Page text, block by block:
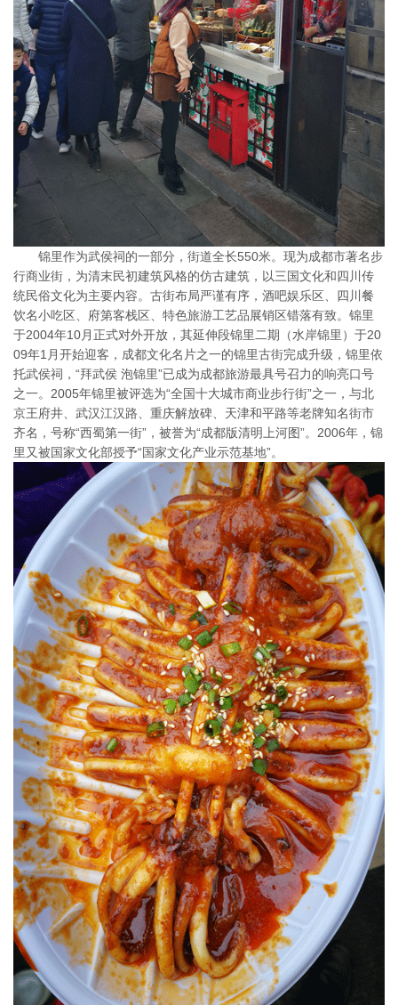
锦里作为武侯祠的一部分，街道全长550米。现为成都市著名步
行商业街，为清末民初建筑风格的仿古建筑，以三国文化和四川传
统民俗文化为主要内容。古街布局严谨有序，酒吧娱乐区、四川餐
饮名小吃区、府第客栈区、特色旅游工艺品展销区错落有致。锦里
于2004年10月正式对外开放，其延伸段锦里二期（水岸锦里）于20
09年1月开始迎客，成都文化名片之一的锦里古街完成升级，锦里依
托武侯祠，“拜武侯 泡锦里”已成为成都旅游最具号召力的响亮口号
之一。2005年锦里被评选为“全国十大城市商业步行街”之一，与北
京王府井、武汉江汉路、重庆解放碑、天津和平路等老牌知名街市
齐名，号称“西蜀第一街”，被誉为“成都版清明上河图”。2006年，锦
里又被国家文化部授予“国家文化产业示范基地”。